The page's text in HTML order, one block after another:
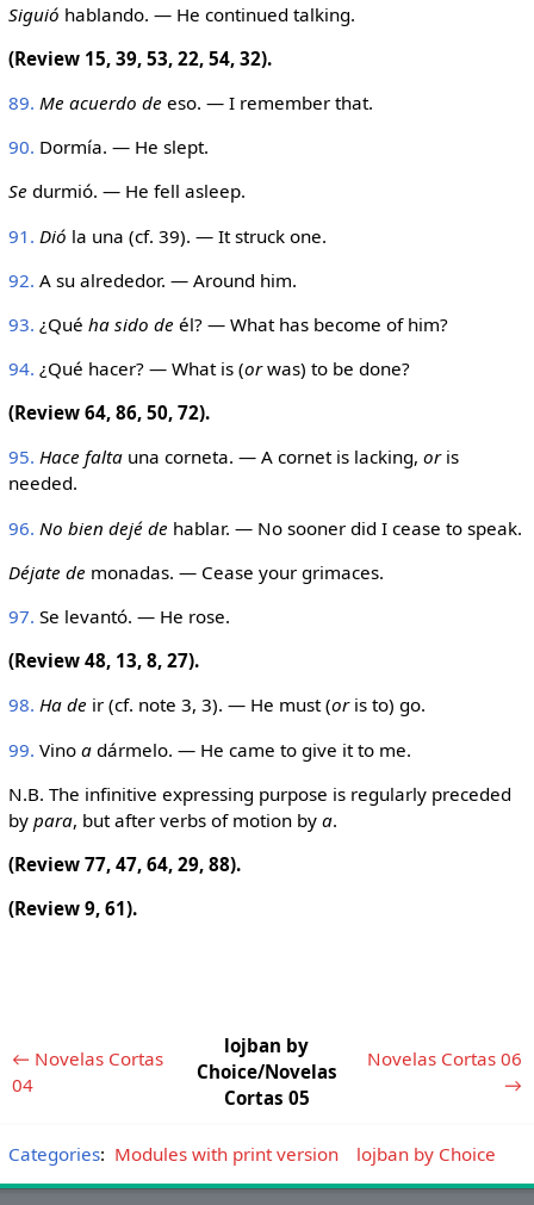
Siguió hablando. — He continued talking.
(Review 15, 39, 53, 22, 54, 32).
89. Me acuerdo de eso. — I remember that.
90. Dormía. — He slept.
Se durmió. — He fell asleep.
91. Dió la una (cf. 39). — It struck one.
92. A su alrededor. — Around him.
93. ¿Qué ha sido de él? — What has become of him?
94. ¿Qué hacer? — What is (orwas) to be done?
(Review 64, 86, 50, 72).
95. Hace faltauna corneta. — A cornet is lacking, oris
needed.
96. No bien dejé de hablar. — No sooner did I cease to speak.
Déjate de monadas. — Cease your grimaces.
97. Se levantó. — He rose.
(Review 48, 13, 8, 27).
98. Ha de ir (cf. note 3, 3). — He must (oris to) go.
99. Vino adármelo. — He came to give it to me.
N.B. The infinitive expressing purpose is regularly preceded
by para, but after verbs of motion by a.
(Review 77, 47, 64, 29, 88).
(Review 9, 61).
← Novelas Cortas
04
lojban by
Choice/Novelas
Cortas 05
Novelas Cortas 06
→
Categories: Modules with print version lojban by Choice